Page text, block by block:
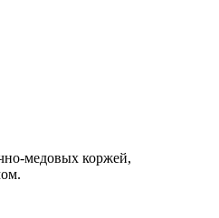
медовых коржей,